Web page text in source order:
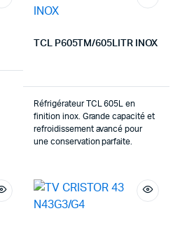
TCL P605TM/605LITR INOX
Réfrigérateur TCL 605L en
finition inox. Grande capacité et
refroidissement avancé pour
une conservation parfaite.